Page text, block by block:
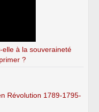
à la souveraineté
?
Révolution 1789-1795-